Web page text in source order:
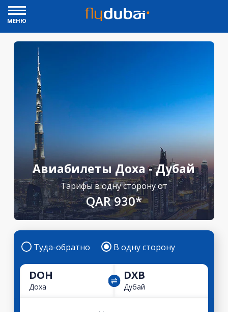
МЕНЮ
Авиабилеты Доха - Дубай
Тарифы в одну сторону от
QAR 930*
Туда-обратно В одну сторону
DOH
Доха
DXB
Дубай